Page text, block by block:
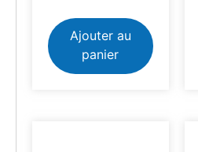
Ajouter au
panier